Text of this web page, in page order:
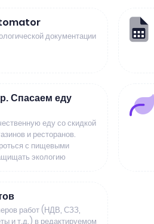
документации
Спасаем еду
еду со скидкой
и ресторанов.
с пищевыми
экологию
работ (НДВ, СЗЗ,
и т.д.) в редактируемом